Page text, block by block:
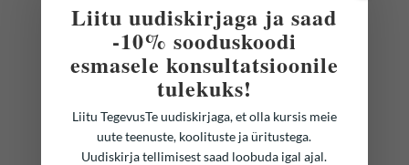
Liitu uudiskirjaga ja saad
-10% sooduskoodi
esmasele konsultatsioonile
tulekuks!
Liitu TegevusTe uudiskirjaga, et olla kursis meie
uute teenuste, koolituste ja üritustega.
Uudiskirja tellimisest saad loobuda igal ajal.